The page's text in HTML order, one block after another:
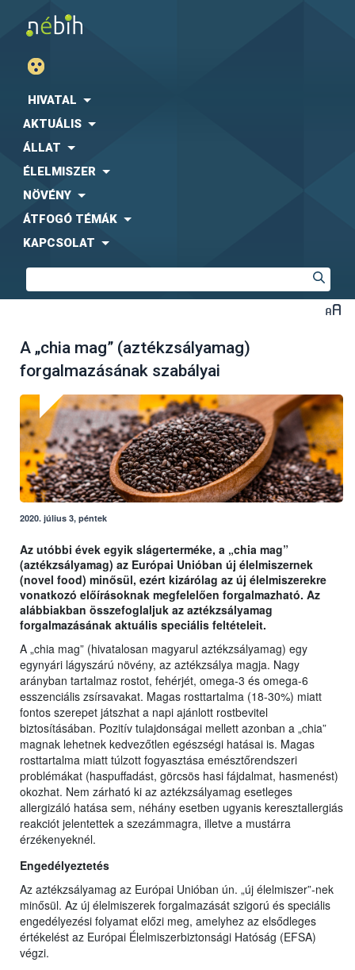
HIVATAL
AKTUÁLIS
ÁLLAT
ÉLELMISZER
NÖVÉNY
ÁTFOGÓ TÉMÁK
KAPCSOLAT
A „chia mag” (aztékzsályamag)
forgalmazásának szabályai
2020. július 3, péntek
Az utóbbi évek egyik slágerterméke, a „chia mag”
(aztékzsályamag) az Európai Unióban új élelmiszernek
(novel food) minősül, ezért kizárólag az új élelmiszerekre
vonatkozó előírásoknak megfelelően forgalmazható. Az
alábbiakban összefoglaljuk az aztékzsályamag
forgalmazásának aktuális speciális feltételeit.
A „chia mag” (hivatalosan magyarul aztékzsályamag) egy
egynyári lágyszárú növény, az aztékzsálya magja. Nagy
arányban tartalmaz rostot, fehérjét, omega-3 és omega-6
esszenciális zsírsavakat. Magas rosttartalma (18-30%) miatt
fontos szerepet játszhat a napi ajánlott rostbevitel
biztosításában. Pozitív tulajdonságai mellett azonban a „chia”
magnak lehetnek kedvezőtlen egészségi hatásai is. Magas
rosttartalma miatt túlzott fogyasztása emésztőrendszeri
problémákat (haspuffadást, görcsös hasi fájdalmat, hasmenést)
okozhat. Nem zárható ki az aztékzsályamag esetleges
allergizáló hatása sem, néhány esetben ugyanis keresztallergiás
reakciót jelentettek a szezámmagra, illetve a mustárra
érzékenyeknél.
Engedélyeztetés
Az aztékzsályamag az Európai Unióban ún. „új élelmiszer”-nek
minősül. Az új élelmiszerek forgalmazását szigorú és speciális
engedélyezési folyamat előzi meg, amelyhez az elsődleges
értékelést az Európai Élelmiszerbiztonsági Hatóság (EFSA)
végzi.